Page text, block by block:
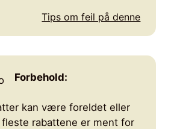
Tips om feil på denne
Forbehold:
kan være foreldet eller
rabattene er ment for